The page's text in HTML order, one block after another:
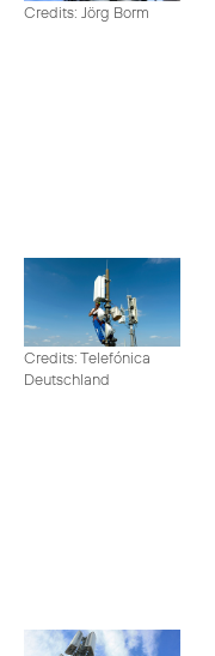
Credits: Jörg Borm
Credits: Telefónica
Deutschland